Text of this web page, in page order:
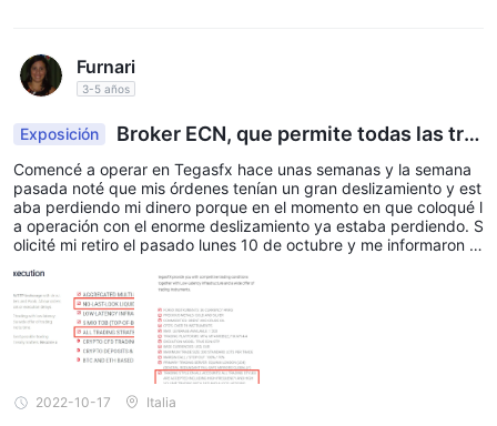
Furnari
3-5 años
Exposición
Broker ECN, que permite todas las tra
nsacciones pero no paga mi dinero
Comencé a operar en Tegasfx hace unas semanas y la semana
pasada noté que mis órdenes tenían un gran deslizamiento y est
aba perdiendo mi dinero porque en el momento en que coloqué l
a operación con el enorme deslizamiento ya estaba perdiendo. S
olicité mi retiro el pasado lunes 10 de octubre y me informaron q
vié otro correo electrónico y dijeron que mi cuenta estaba bajo in
vestigación y luego inventaron que mis operaciones eran abusiv
as y que mi pedido estaba fuera del mercado. Ahora, ¿cómo pue
do realizar todas mis operaciones a través de mi teléfono/PC MT
5 y tener todos los precios fuera del mercado? IMPOSIBLE porq
ue mienten. Bueno, se han llevado todas mis ganancias. Son EST
AFADORES, dicen que son corredores de ECN en su sitio web y l
uego ingresan al correo electrónico diciendo que son STP, otra
2022-10-17 Italia